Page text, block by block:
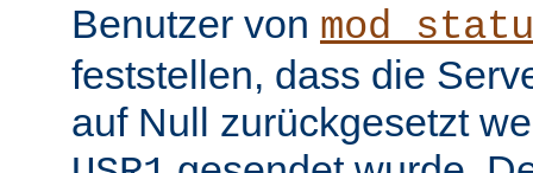
Benutzer von
feststellen, dass die
auf Null zurückgesetzt